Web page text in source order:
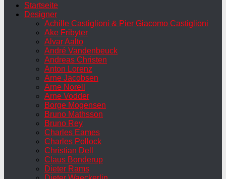
Startseite
Designer
Achille Castiglioni & Pier Giacomo Castiglioni
Ake Fribyter
Alvar Aalto
André Vandenbeuck
Andreas Christen
Anton Lorenz
Arne Jacobsen
Arne Norell
Arne Vodder
Borge Mogensen
Bruno Mathsson
Bruno Rey
Charles Eames
Charles Pollock
Christian Dell
Claus Bonderup
Dieter Rams